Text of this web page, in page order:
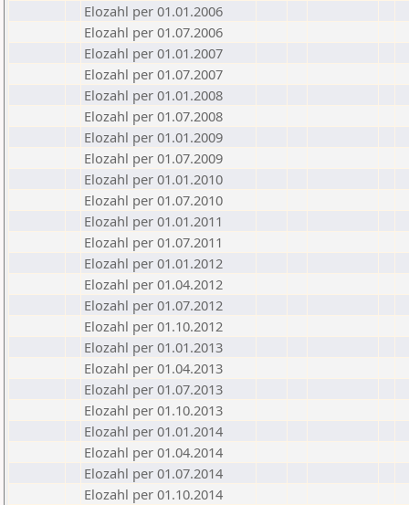
Elozahl per 01.01.2006
Elozahl per 01.07.2006
Elozahl per 01.01.2007
Elozahl per 01.07.2007
Elozahl per 01.01.2008
Elozahl per 01.07.2008
Elozahl per 01.01.2009
Elozahl per 01.07.2009
Elozahl per 01.01.2010
Elozahl per 01.07.2010
Elozahl per 01.01.2011
Elozahl per 01.07.2011
Elozahl per 01.01.2012
Elozahl per 01.04.2012
Elozahl per 01.07.2012
Elozahl per 01.10.2012
Elozahl per 01.01.2013
Elozahl per 01.04.2013
Elozahl per 01.07.2013
Elozahl per 01.10.2013
Elozahl per 01.01.2014
Elozahl per 01.04.2014
Elozahl per 01.07.2014
Elozahl per 01.10.2014